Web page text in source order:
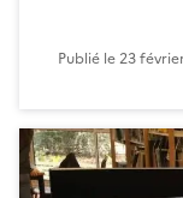
Publié le23